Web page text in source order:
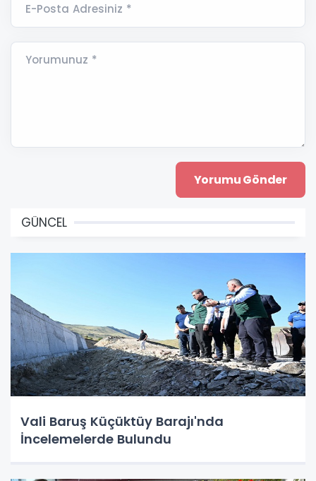
E-Posta Adresiniz *
Yorumunuz *
GÜNCEL
Vali Baruş Küçüktüy Barajı'nda
İncelemelerde Bulundu